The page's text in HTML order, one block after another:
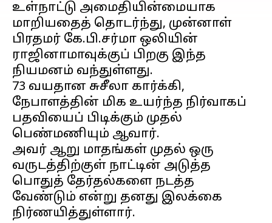
உள்நாட்டு அமைதியின்மையாக
மாறியதைத் தொடர்ந்து, முன்னாள்
பிரதமர் கே.பி.சர்மா ஒலியின்
ராஜினாமாவுக்குப் பிறகு இந்த
நியமனம் வந்துள்ளது.
73 வயதான சுசீலா கார்க்கி,
நேபாளத்தின் மிக உயர்ந்த நிர்வாகப்
பதவியைப் பிடிக்கும் முதல்
பெண்மணியும் ஆவார்.
அவர் ஆறு மாதங்கள் முதல் ஒரு
வருடத்திற்குள் நாட்டின் அடுத்த
பொதுத் தேர்தல்களை நடத்த
வேண்டும் என்று தனது இலக்கை